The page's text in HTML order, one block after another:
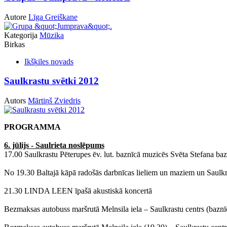
Autore Līga Greiškane
Kategorija Mūzika
Birkas
Ikšķiles novads
Saulkrastu svētki 2012
Autors Mārtiņš Zviedris
PROGRAMMA
6. jūlijs - Saulrieta noslēpums
17.00 Saulkrastu Pēterupes ēv. lut. baznīcā muzicēs Svēta Stefana
No 19.30 Baltajā kāpā radošās darbnīcas lieliem un maziem un
21.30 LINDA LEEN īpašā akustiskā koncertā
Bezmaksas autobuss maršrutā Melnsila iela – Saulkrastu centrs